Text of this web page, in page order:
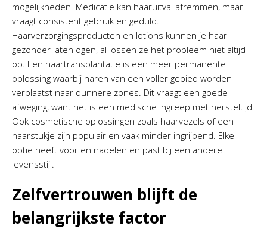
mogelijkheden. Medicatie kan haaruitval afremmen, maar
vraagt consistent gebruik en geduld.
Haarverzorgingsproducten en lotions kunnen je haar
gezonder laten ogen, al lossen ze het probleem niet altijd
op. Een haartransplantatie is een meer permanente
oplossing waarbij haren van een voller gebied worden
verplaatst naar dunnere zones. Dit vraagt een goede
afweging, want het is een medische ingreep met hersteltijd.
Ook cosmetische oplossingen zoals haarvezels of een
haarstukje zijn populair en vaak minder ingrijpend. Elke
optie heeft voor en nadelen en past bij een andere
levensstijl.
Zelfvertrouwen blijft de
belangrijkste factor